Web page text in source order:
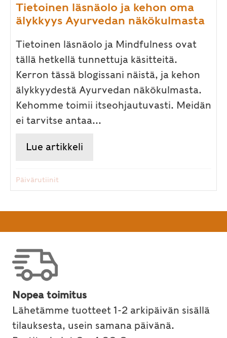
Tietoinen läsnäolo ja kehon oma
älykkyys Ayurvedan näkökulmasta
Tietoinen läsnäolo ja Mindfulness ovat
tällä hetkellä tunnettuja käsitteitä.
Kerron tässä blogissani näistä, ja kehon
älykkyydestä Ayurvedan näkökulmasta.
Kehomme toimii itseohjautuvasti. Meidän
ei tarvitse antaa...
Lue artikkeli
Päivärutiinit
Nopea toimitus
Lähetämme tuotteet 1-2 arkipäivän sisällä
tilauksesta, usein samana päivänä.